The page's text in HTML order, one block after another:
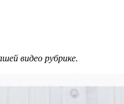
видео рубрике.